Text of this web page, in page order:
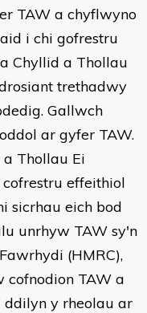
TAW a chyflwyno
i chi gofrestru
Chyllid a Thollau
trethadwy
Gallwch
ar gyfer TAW.
Thollau Ei
effeithiol
sicrhau eich bod
unrhyw TAW sy'n
(HMRC),
cofnodion TAW a
y rheolau ar